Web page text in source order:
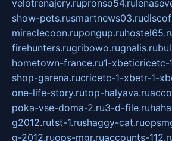
velotrenajery.rupronso54.ru
show-pets.rusmartnews03.ru
miraclecoon.rupongup.ru
firehunters.rugribowo.rugnalis.ru
hometown-france.ru1-
shop-garena.rucricetc-1-xbetr-1-
one-life-story.rutop-halyava.ru
poka-vse-doma-2.ru3-d-file.ru
g2012.rutst-1.rushaggy-cat.ru
g-2012.ruops-mgr.ruaccounts-